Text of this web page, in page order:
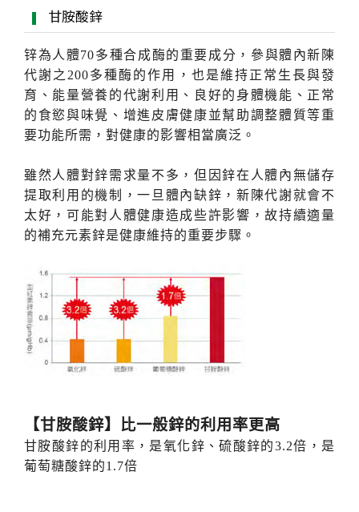
甘胺酸鋅
锌為人體70多種合成酶的重要成分，參與體內新陳
代謝之200多種酶的作用，也是維持正常生長與發
育、能量營養的代謝利用、良好的身體機能、正常
的食慾與味覺、增進皮膚健康並幫助調整體質等重
要功能所需，對健康的影響相當廣泛。
雖然人體對鋅需求量不多，但因鋅在人體內無儲存
提取利用的機制，一旦體內缺鋅，新陳代謝就會不
太好，可能對人體健康造成些許影響，故持續適量
的補充元素鋅是健康維持的重要步驟。
【甘胺酸鋅】比一般鋅的利用率更高
甘胺酸鋅的利用率，是氧化鋅、硫酸鋅的3.2倍，是
葡萄糖酸鋅的1.7倍